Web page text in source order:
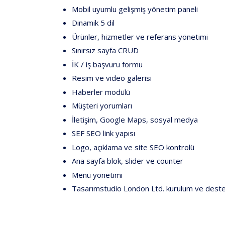
Mobil uyumlu gelişmiş yönetim paneli
Dinamik 5 dil
Ürünler, hizmetler ve referans yönetimi
Sınırsız sayfa CRUD
İK / iş başvuru formu
Resim ve video galerisi
Haberler modülü
Müşteri yorumları
İletişim, Google Maps, sosyal medya
SEF SEO link yapısı
Logo, açıklama ve site SEO kontrolü
Ana sayfa blok, slider ve counter
Menü yönetimi
Tasarımstudio London Ltd. kurulum ve